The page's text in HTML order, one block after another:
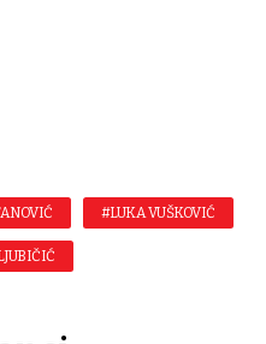
#LUKA VUŠKOVIĆ